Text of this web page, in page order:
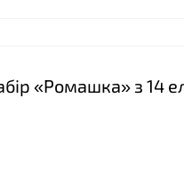
«Ромашка» з 14